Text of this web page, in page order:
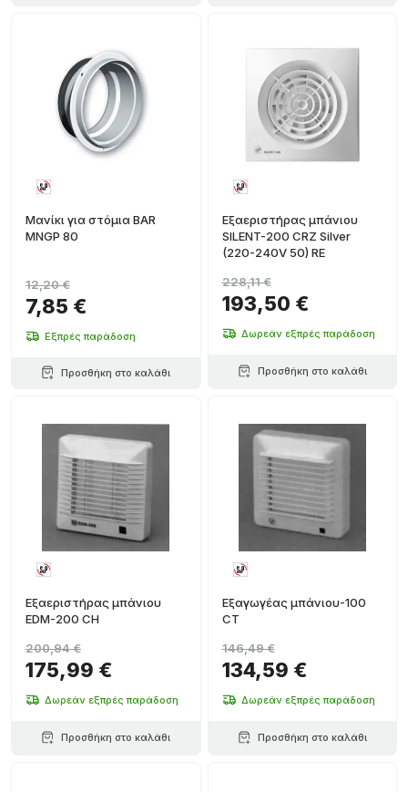
Μανίκι για στόμια BAR
MNGP 80
7,85 €
12,20 €
Εξπρές παράδοση
Προσθήκη στο καλάθι
Εξαεριστήρας μπάνιου
SILENT-200 CRZ Silver
(220-240V 50) RE
193,50 €
228,11 €
Δωρεάν εξπρές παράδοση
Προσθήκη στο καλάθι
Εξαεριστήρας μπάνιου
EDM-200 CH
175,99 €
200,94 €
Δωρεάν εξπρές παράδοση
Προσθήκη στο καλάθι
Εξαγωγέας μπάνιου-100
CT
134,59 €
146,49 €
Δωρεάν εξπρές παράδοση
Προσθήκη στο καλάθι